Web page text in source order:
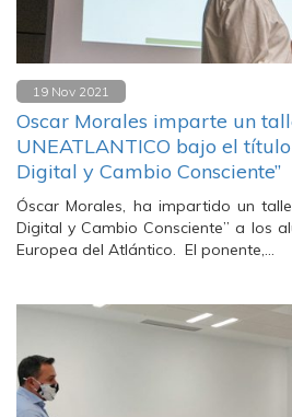
19 Nov 2021
Oscar Morales imparte un
UNEATLANTICO bajo el
Digital y Cambio Consciente”
Óscar Morales, ha impartido un
Digital y Cambio Consciente” a los
Europea del Atlántico. El ponente,…